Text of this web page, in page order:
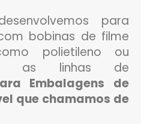
para
bobinas de filme
polietileno ou
as linhas de
Embalagens de
que chamamos de